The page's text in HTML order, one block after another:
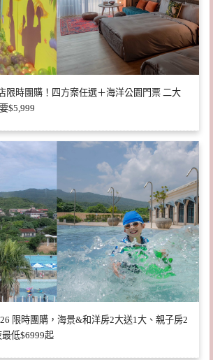
限時團購！四方案任選＋海洋公園門票 二大
$5,999
限時團購，海景&和洋房2大送1大、親子房2
低$6999起